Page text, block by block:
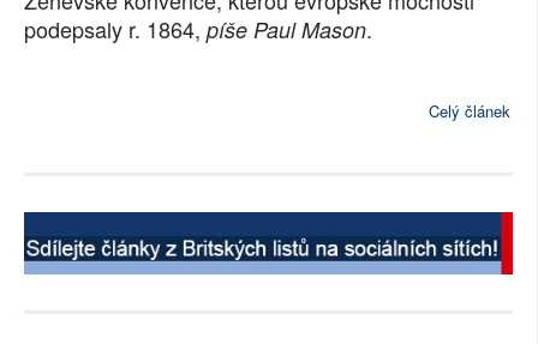
podepsaly r. 1864, píše Paul Mason.
Celý článek